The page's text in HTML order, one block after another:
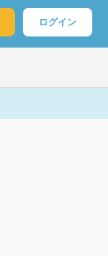
ログイン